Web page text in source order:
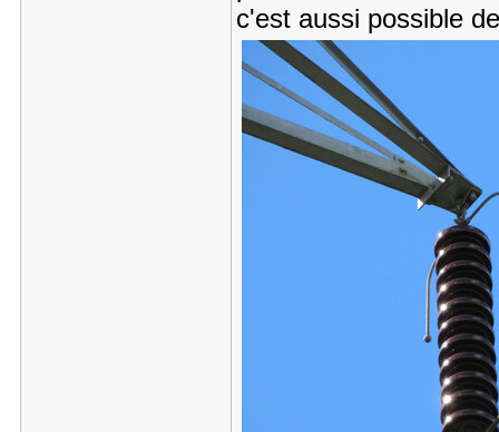
c'est aussi possible